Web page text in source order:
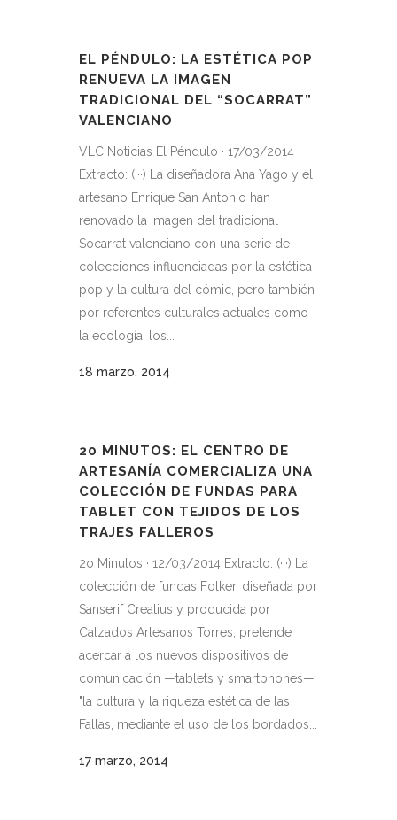
EL PÉNDULO: LA ESTÉTICA POP
RENUEVA LA IMAGEN
TRADICIONAL DEL “SOCARRAT”
VALENCIANO
VLC Noticias El Péndulo · 17/03/2014
Extracto: (···) La diseñadora Ana Yago y el
artesano Enrique San Antonio han
renovado la imagen del tradicional
Socarrat valenciano con una serie de
colecciones influenciadas por la estética
pop y la cultura del cómic, pero también
por referentes culturales actuales como
la ecología, los...
18 marzo, 2014
20 MINUTOS: EL CENTRO DE
ARTESANÍA COMERCIALIZA UNA
COLECCIÓN DE FUNDAS PARA
TABLET CON TEJIDOS DE LOS
TRAJES FALLEROS
2o Minutos · 12/03/2014 Extracto: (···) La
colección de fundas Folker, diseñada por
Sanserif Creatius y producida por
Calzados Artesanos Torres, pretende
acercar a los nuevos dispositivos de
comunicación —tablets y smartphones—
"la cultura y la riqueza estética de las
Fallas, mediante el uso de los bordados...
17 marzo, 2014